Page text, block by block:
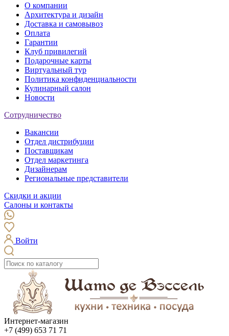
О компании
Архитектура и дизайн
Доставка и самовывоз
Оплата
Гарантии
Клуб привилегий
Подарочные карты
Виртуальный тур
Политика конфиденциальности
Кулинарный салон
Новости
Сотрудничество
Вакансии
Отдел дистрибуции
Поставщикам
Отдел маркетинга
Дизайнерам
Региональные представители
Скидки и акции
Салоны и контакты
Войти
Интернет-магазин
+7 (499) 653 71 71